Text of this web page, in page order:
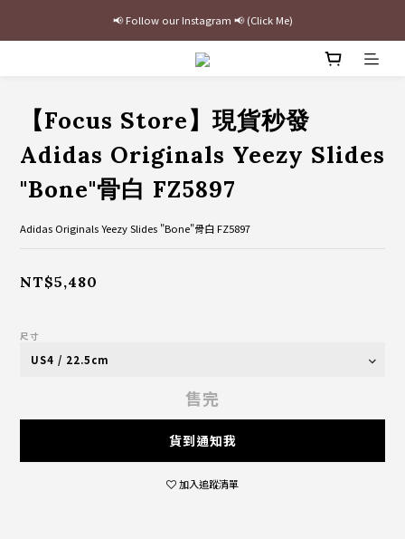
最新三方聯名倒鉤，火熱預購接單中🔥
📢 Follow our Instagram 📢 (Click Me)
加入官網會員即贈$100購物金
【Focus Store】現貨秒發
Adidas Originals Yeezy Slides
"Bone"骨白 FZ5897
Adidas Originals Yeezy Slides "Bone"骨白 FZ5897
NT$5,480
尺寸
售完
貨到通知我
加入追蹤清單